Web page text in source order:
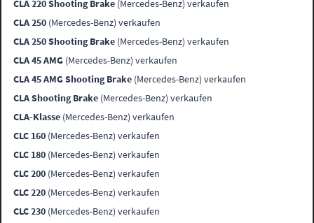
CLA 220 Shooting Brake (Mercedes-Benz) verkaufen
CLA 250 (Mercedes-Benz) verkaufen
CLA 250 Shooting Brake (Mercedes-Benz) verkaufen
CLA 45 AMG (Mercedes-Benz) verkaufen
CLA 45 AMG Shooting Brake (Mercedes-Benz) verkaufen
CLA Shooting Brake (Mercedes-Benz) verkaufen
CLA-Klasse (Mercedes-Benz) verkaufen
CLC 160 (Mercedes-Benz) verkaufen
CLC 180 (Mercedes-Benz) verkaufen
CLC 200 (Mercedes-Benz) verkaufen
CLC 220 (Mercedes-Benz) verkaufen
CLC 230 (Mercedes-Benz) verkaufen